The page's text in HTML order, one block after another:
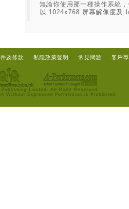
無論你使用那一種操作系統
以 1024x768 屏幕解像度及
及條款 私隱政策聲明 常見問題 客戶
Limited. All Right Reserved.
Without Expressed Permission is Prohibited.